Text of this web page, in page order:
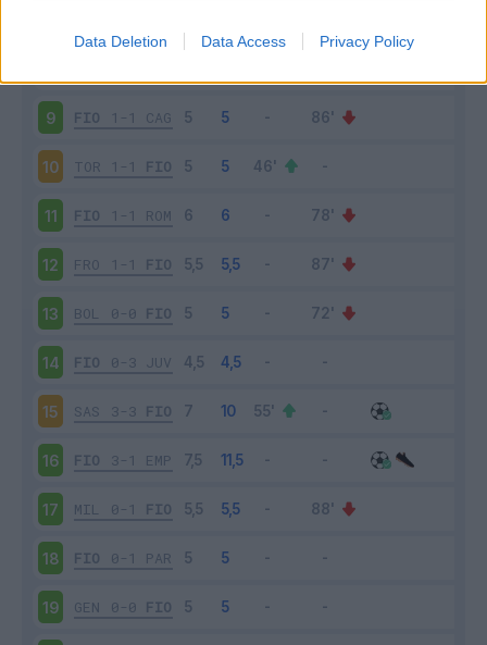
Data Deletion Data Access Privacy Policy
9 FIO 1-1 CAG
10 TOR 1-1 FIO
11 FIO 1-1 ROM
12 FRO 1-1 FIO
13 BOL 0-0 FIO
14 FIO 0-3 JUV
15 SAS 3-3 FIO
16 FIO 3-1 EMP
17 MIL 0-1 FIO
18 FIO 0-1 PAR
19 GEN 0-0 FIO